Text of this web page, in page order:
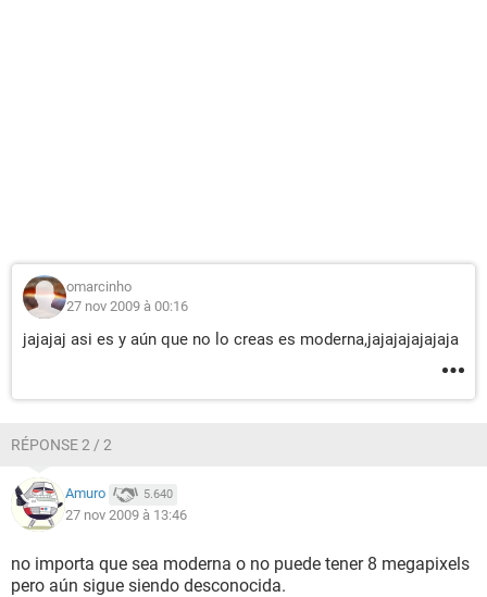
omarcinho
27 nov 2009 à 00:16
jajajaj asi es y aún que no lo creas es moderna,jajajajajajaja
RÉPONSE 2 / 2
Amuro 5.640
27 nov 2009 à 13:46
no importa que sea moderna o no puede tener 8 megapixels
pero aún sigue siendo desconocida.